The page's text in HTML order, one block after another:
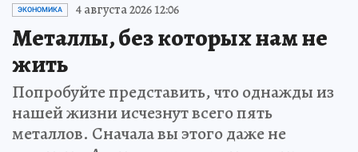
ЭКОНОМИКА 4 августа 2026 12:06
Металлы, без которых нам не
жить
Попробуйте представить, что однажды из
нашей жизни исчезнут всего пять
металлов. Сначала вы этого даже не